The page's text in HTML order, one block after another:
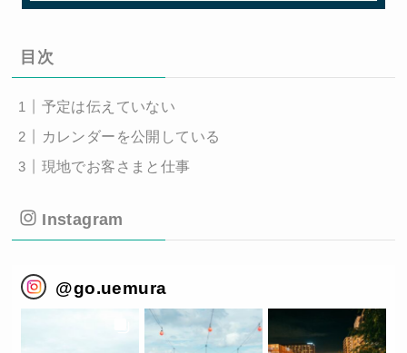
目次
予定は伝えていない
カレンダーを公開している
現地でお客さまと仕事
Instagram
@go.uemura